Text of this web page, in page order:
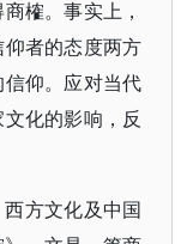
榷。事实上，
者的态度两方
仰。应对当代
化的影响，反
方文化及中国